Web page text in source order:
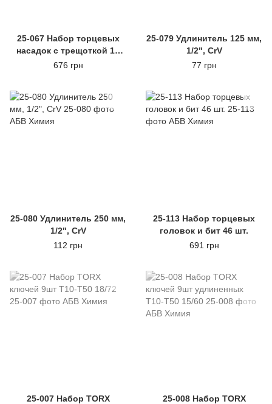
25-067 Набор торцевых
насадок с трещоткой 12
шт.,1/4", 72 зуба
676 грн
25-079 Удлинитель 125 мм,
1/2", CrV
77 грн
25-080 Удлинитель 250 мм,
1/2", CrV
112 грн
25-113 Набор торцевых
головок и бит 46 шт.
691 грн
25-007 Набор TORX
25-008 Набор TORX